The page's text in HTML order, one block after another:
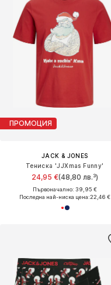
ПРОМОЦИЯ
JACK & JONES
Тениска 'JJXmas Funny'
24,95 €(48,80 лв.³)
Първоначално: 39,95 €
Последна най-ниска цена:22,46 €